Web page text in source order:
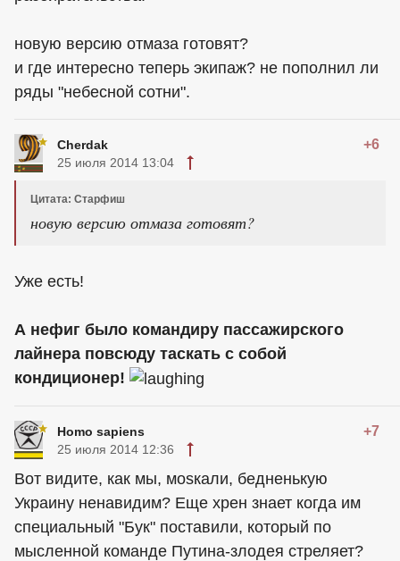
новую версию отмаза готовят?
и где интересно теперь экипаж? не пополнил ли
ряды "небесной сотни".
Cherdak +6
25 июля 2014 13:04
Цитата: Старфиш
новую версию отмаза готовят?
Уже есть!
А нефиг было командиру пассажирского
лайнера повсюду таскать с собой
кондиционер!
Homo sapiens +7
25 июля 2014 12:36
Вот видите, как мы, моsкали, бедненькую
Украину ненавидим? Еще хрен знает когда им
специальный "Бук" поставили, который по
мысленной команде Путина-злодея стреляет?